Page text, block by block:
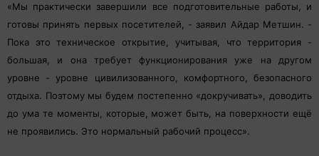
«Мы практически завершили все подготовительные работы, и
готовы принять первых посетителей, - заявил Айдар Метшин. -
Пока это техническое открытие, учитывая, что территория -
большая, и она требует функционирования уже на другом
уровне - уровне цивилизованного, комфортного, безопасного
отдыха. Поэтому мы будем постепенно «докручивать», доводить
до ума те моменты, которые, может быть, на поверхности ещё
не проявились. Это нормальный рабочий процесс».